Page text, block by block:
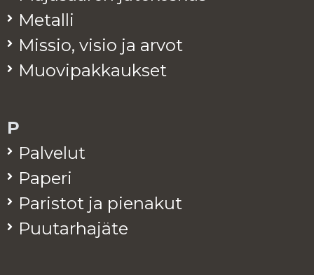
Me­tal­li
Mis­sio, visio ja arvot
Muo­vi­pak­kauk­set
P
Pal­ve­lut
Pa­pe­ri
Pa­ris­tot ja pie­na­kut
Puu­tar­ha­jä­te